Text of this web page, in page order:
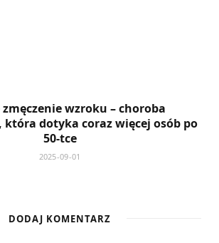
wzroku – choroba
dotyka coraz więcej osób po
50-tce
2025-09-01
DODAJ KOMENTARZ